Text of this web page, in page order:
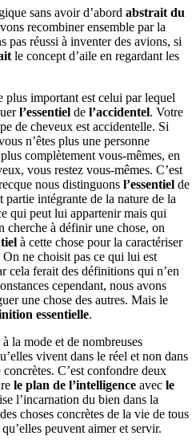
sans avoir d’abord abstrait du
recombiner ensemble par la
pas réussi à inventer des avions, si
le concept d’aile en regardant les
plus important est celui par lequel
l’essentiel de l’accidentel. Votre
de cheveux est accidentelle. Si
n’êtes plus une personne
complètement vous-mêmes, en
vous restez vous-mêmes. C’est
nous distinguons l’essentiel de
partie intégrante de la nature de la
qui peut lui appartenir mais qui
cherche à définir une chose, on
à cette chose pour la caractériser
On ne choisit pas ce qui lui est
cela ferait des définitions qui n’en
cependant, nous avons
une chose des autres. Mais le
essentielle.
la mode et de nombreuses
vivent dans le réel et non dans
C’est confondre deux
le plan de l’intelligence avec le
l’incarnation du bien dans la
choses concrètes de la vie de tous
peuvent aimer et servir.